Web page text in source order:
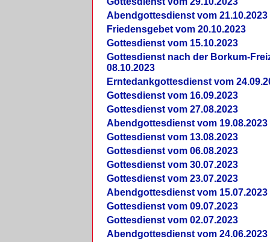
Abendgottesdienst vom 21.10.2023
Friedensgebet vom 20.10.2023
Gottesdienst vom 15.10.2023
Gottesdienst nach der Borkum-
08.10.2023
Erntedankgottesdienst vom
Gottesdienst vom 16.09.2023
Gottesdienst vom 27.08.2023
Abendgottesdienst vom 19.08.2023
Gottesdienst vom 13.08.2023
Gottesdienst vom 06.08.2023
Gottesdienst vom 30.07.2023
Gottesdienst vom 23.07.2023
Abendgottesdienst vom 15.07.2023
Gottesdienst vom 09.07.2023
Gottesdienst vom 02.07.2023
Abendgottesdienst vom 24.06.2023